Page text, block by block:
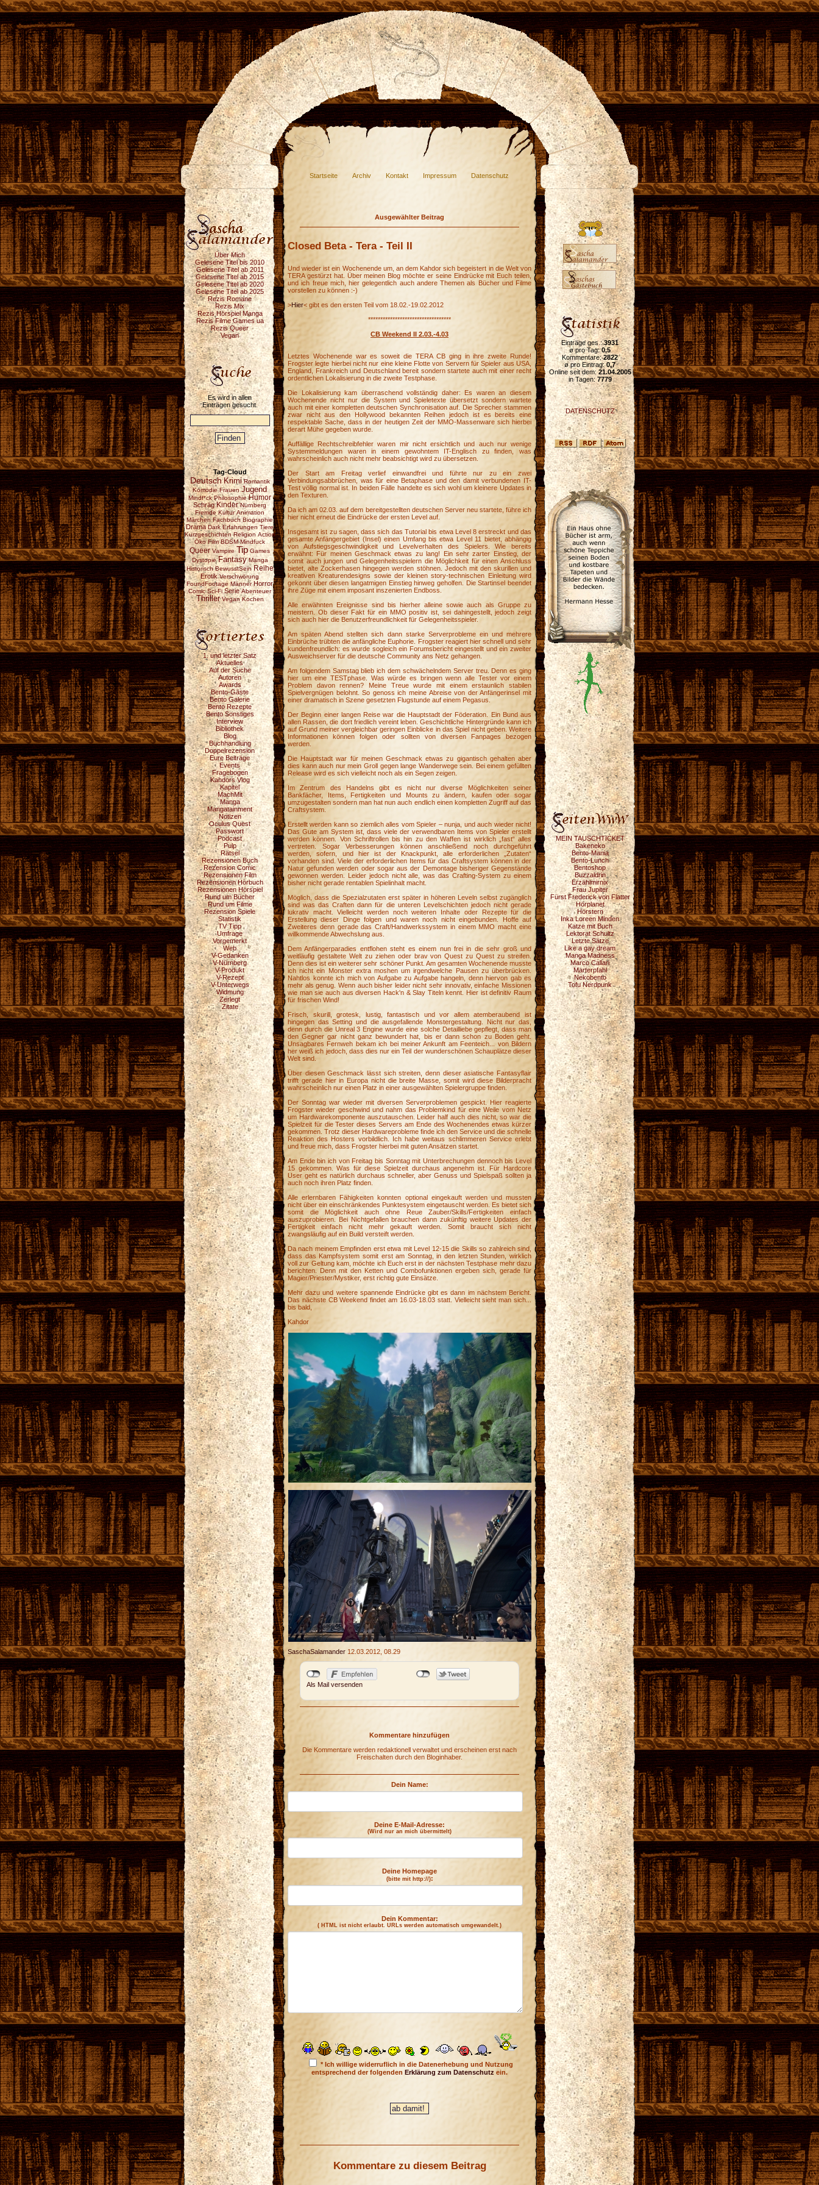
Startseite Archiv Kontakt Impressum Datenschutz
Über Mich
Gelesene Titel bis 2010
Gelesene Titel ab 2011
Gelesene Titel ab 2015
Gelesene Titel ab 2020
Gelesene Titel ab 2025
Rezis Romane
Rezis Mix
Rezis Hörspiel Manga
Rezis Filme Games ua
Rezis Queer
Vegan
Es wird in allen
Einträgen gesucht.
Tag-Cloud
Deutsch Krimi Romantik
Komödie Frauen Jugend
Mindf*ck Philosophie Humor
Schräg Kinder Nürnberg
Fremde Kultur Animation
Märchen Fachbuch Biographie
Drama Dark Erfahrungen Tiere
Kurzgeschichten Religion Action
Öko Film BDSM Mindfuck
Queer Vampire Tip Games
Dystopie Fantasy Manga
Historisch BewusstSein Reihe
Erotik Verschwörung
FoundFootage Männer Horror
Comic Sci-Fi Serie Abenteuer
Thriller Vegan Kochen
1. und letzter Satz
Aktuelles
Auf der Suche
Autoren
Awards
Bento-Gäste
Bento Galerie
Bento Rezepte
Bento Sonstiges
Interview
Bibliothek
Blog
Buchhandlung
Doppelrezension
Eure Beiträge
Events
Fragebogen
Kahdors Vlog
Kapitel
MachMit
Manga
Mangatainment
Notizen
Oculus Quest
Passwort
Podcast
Pulp
Rätsel
Rezensionen Buch
Rezension Comic
Rezensionen Film
Rezensionen Hörbuch
Rezensionen Hörspiel
Rund um Bücher
Rund um Filme
Rezension Spiele
Statistik
TV Tipp
Umfrage
Vorgemerkt
Web
V-Gedanken
V-Nürnberg
V-Produkt
V-Rezept
V-Unterwegs
Widmung
Zerlegt
Zitate
Ausgewählter Beitrag
Closed Beta - Tera - Teil II
Und wieder ist ein Wochenende um, an dem Kahdor sich begeistert in die Welt von
TERA gestürzt hat. Über meinen Blog möchte er seine Eindrücke mit Euch teilen,
und ich freue mich, hier gelegentlich auch andere Themen als Bücher und Filme
vorstellen zu können :-)
>Hier< gibt es den ersten Teil vom 18.02.-19.02.2012
**********************************
CB Weekend II 2.03.-4.03
Letztes Wochenende war es soweit die TERA CB ging in ihre zweite Runde!
Frogster legte hierbei nicht nur eine kleine Flotte von Servern für Spieler aus USA,
England, Frankreich und Deutschland bereit sondern startete auch mit einer recht
ordentlichen Lokalisierung in die zweite Testphase.
Die Lokalisierung kam überraschend vollständig daher: Es waren an diesem
Wochenende nicht nur die System und Spieletexte übersetzt sondern wartete
auch mit einer kompletten deutschen Synchronisation auf. Die Sprecher stammen
zwar nicht aus den Hollywood bekannten Reihen jedoch ist es bereits eine
respektable Sache, dass in der heutigen Zeit der MMO-Massenware sich hierbei
derart Mühe gegeben wurde.
Auffällige Rechtschreibfehler waren mir nicht ersichtlich und auch nur wenige
Systemmeldungen waren in einem gewohntem IT-Englisch zu finden, was
wahrscheinlich auch nicht mehr beabsichtigt wird zu übersetzen.
Der Start am Freitag verlief einwandfrei und führte nur zu ein zwei
Verbindungsabbrüchen, was für eine Betaphase und den damit verbundenen IT-
Test völlig normal ist. In beiden Fälle handelte es sich wohl um kleinere Updates in
den Texturen.
Da ich am 02.03. auf dem bereitgestellten deutschen Server neu startete, führe ich
hier nicht erneut die Eindrücke der ersten Level auf.
Insgesamt ist zu sagen, dass sich das Tutorial bis etwa Level 8 erstreckt und das
gesamte Anfängergebiet (Insel) einen Umfang bis etwa Level 11 bietet, abhängig
von Aufstiegsgeschwindigkeit und Levelverhalten des Spielers. Wie bereits
erwähnt: Für meinen Geschmack etwas zu lang! Ein sehr zarter Einstieg, der
somit auch jungen und Gelegenheitsspielern die Möglichkeit für einen Anschluss
bietet, alte Zockerhasen hingegen werden stöhnen. Jedoch mit den skurillen und
kreativen Kreaturendesigns sowie der kleinen story-technischen Einleitung wird
gekonnt über diesen langatmigen Einstieg hinweg geholfen. Die Startinsel beendet
ihre Züge mit einem imposant inszenierten Endboss.
Alle erwähnten Ereignisse sind bis hierher alleine sowie auch als Gruppe zu
meistern. Ob dieser Fakt für ein MMO positiv ist, sei dahingestellt, jedoch zeigt
sich auch hier die Benutzerfreundlichkeit für Gelegenheitsspieler.
Am späten Abend stellten sich dann starke Serverprobleme ein und mehrere
Einbrüche trübten die anfängliche Euphorie. Frogster reagiert hier schnell und sehr
kundenfreundlich: es wurde sogleich ein Forumsbericht eingestellt und ein zweiter
Ausweichserver für die deutsche Community ans Netz gehangen.
Am folgendem Samstag blieb ich dem schwächelndem Server treu. Denn es ging
hier um eine TESTphase. Was würde es bringen wenn alle Tester vor einem
Problem davon rennen? Meine Treue wurde mit einem erstaunlich stabilen
Spielvergnügen belohnt. So genoss ich meine Abreise von der Anfängerinsel mit
einer dramatisch in Szene gesetzten Flugstunde auf einem Pegasus.
Der Beginn einer langen Reise war die Hauptstadt der Föderation. Ein Bund aus
allen Rassen, die dort friedlich vereint leben. Geschichtliche Hintergründe kann ich
auf Grund meiner vergleichbar geringen Einblicke in das Spiel nicht geben. Weitere
Informationen können folgen oder sollten von diversen Fanpages bezogen
werden.
Die Hauptstadt war für meinen Geschmack etwas zu gigantisch gehalten aber
dies kann auch nur mein Groll gegen lange Wanderwege sein. Bei einem gefüllten
Release wird es sich vielleicht noch als ein Segen zeigen.
Im Zentrum des Handelns gibt es nicht nur diverse Möglichkeiten seiner
Bankfächer, Items, Fertigkeiten und Mounts zu ändern, kaufen oder sogar
umzugestalten sondern man hat nun auch endlich einen kompletten Zugriff auf das
Craftsystem.
Erstellt werden kann so ziemlich alles vom Spieler – nunja, und auch wieder nicht!
Das Gute am System ist, dass viele der verwendbaren Items von Spieler erstellt
werden können. Von Schriftrollen bis hin zu den Waffen ist wirklich „fast“ alles
vertreten. Sogar Verbesserungen können anschließend noch durchgeführt
werden, sofern, und hier ist der Knackpunkt, alle erforderlichen „Zutaten“
vorhanden sind. Viele der erforderlichen Items für das Craftsystem können in der
Natur gefunden werden oder sogar aus der Demontage bisheriger Gegenstände
gewonnen werden. Leider jedoch nicht alle, was das Crafting-System zu einem
bisher nicht gerade rentablen Spielinhalt macht.
Möglich, dass die Spezialzutaten erst später in höheren Leveln selbst zugänglich
sind was das Craften dann für die unteren Levelschichten jedoch nicht gerade
lukrativ macht. Vielleicht werden noch weiteren Inhalte oder Rezepte für die
Erstellung dieser Dinge folgen und waren noch nicht eingebunden. Hoffe auf
Zweiteres denn gerade das Craft/Handwerkssystem in einem MMO macht eine
willkommende Abwechslung aus.
Dem Anfängerparadies entflohen steht es einem nun frei in die sehr groß und
weitläufig gestaltete Welt zu ziehen oder brav von Quest zu Quest zu streifen.
Denn dies ist ein weiterer sehr schöner Punkt. Am gesamten Wochenende musste
ich nicht ein Monster extra moshen um irgendwelche Pausen zu überbrücken.
Nahtlos konnte ich mich von Aufgabe zu Aufgabe hangeln, denn hiervon gab es
mehr als genug. Wenn auch bisher leider nicht sehr innovativ, einfache Missionen
wie man sie auch aus diversen Hack'n & Slay Titeln kennt. Hier ist definitiv Raum
für frischen Wind!
Frisch, skurill, grotesk, lustig, fantastisch und vor allem atemberaubend ist
hingegen das Setting und die ausgefallende Monstergestaltung. Nicht nur das,
denn durch die Unreal 3 Engine wurde eine solche Detailliebe gepflegt, dass man
den Gegner gar nicht ganz bewundert hat, bis er dann schon zu Boden geht.
Unsagbares Fernweh bekam ich bei meiner Ankunft am Feenteich... von Bildern
her weiß ich jedoch, dass dies nur ein Teil der wunderschönen Schauplätze dieser
Welt sind.
Über diesen Geschmack lässt sich streiten, denn dieser asiatische Fantasyflair
trifft gerade hier in Europa nicht die breite Masse, somit wird diese Bilderpracht
wahrscheinlich nur einen Platz in einer ausgewählten Spielergruppe finden.
Der Sonntag war wieder mit diversen Serverproblemen gespickt. Hier reagierte
Frogster wieder geschwind und nahm das Problemkind für eine Weile vom Netz
um Hardwarekomponente auszutauschen. Leider half auch dies nicht, so war die
Spielzeit für die Tester dieses Servers am Ende des Wochenendes etwas kürzer
gekommen. Trotz dieser Hardwareprobleme finde ich den Service und die schnelle
Reaktion des Hosters vorbildlich. Ich habe weitaus schlimmeren Service erlebt
und freue mich, dass Frogster hierbei mit guten Ansätzen startet.
Am Ende bin ich von Freitag bis Sonntag mit Unterbrechungen dennoch bis Level
15 gekommen. Was für diese Spielzeit durchaus angenehm ist. Für Hardcore
User geht es natürlich durchaus schneller, aber Genuss und Spielspaß sollten ja
auch noch ihren Platz finden.
Alle erlernbaren Fähigkeiten konnten optional eingekauft werden und mussten
nicht über ein einschränkendes Punktesystem eingetauscht werden. Es bietet sich
somit die Möglichkeit auch ohne Reue Zauber/Skills/Fertigkeiten einfach
auszuprobieren. Bei Nichtgefallen brauchen dann zukünftig weitere Updates der
Fertigkeit einfach nicht mehr gekauft werden. Somit braucht sich nicht
zwangsläufig auf ein Build versteift werden.
Da nach meinem Empfinden erst etwa mit Level 12-15 die Skills so zahlreich sind,
dass das Kampfsystem somit erst am Sonntag, in den letzten Stunden, wirklich
voll zur Geltung kam, möchte ich Euch erst in der nächsten Testphase mehr dazu
berichten. Denn mit den Ketten und Combofunktionen ergeben sich, gerade für
Magier/Priester/Mystiker, erst richtig gute Einsätze.
Mehr dazu und weitere spannende Eindrücke gibt es dann im nächstem Bericht.
Das nächste CB Weekend findet am 16.03-18.03 statt. Vielleicht sieht man sich...
bis bald,
Kahdor
SaschaSalamander 12.03.2012, 08.29
Als Mail versenden
Kommentare hinzufügen
Die Kommentare werden redaktionell verwaltet und erscheinen erst nach
Freischalten durch den Bloginhaber.
Dein Name:
Deine E-Mail-Adresse:
(Wird nur an mich übermittelt)
Deine Homepage
(bitte mit http://):
Dein Kommentar:
( HTML ist nicht erlaubt. URLs werden automatisch umgewandelt.)
* Ich willige widerruflich in die Datenerhebung und Nutzung
entsprechend der folgenden Erklärung zum Datenschutz ein.
Kommentare zu diesem Beitrag
Einträge ges.:3931
ø pro Tag:0,5
Kommentare:2822
ø pro Eintrag:0,7
Online seit dem:21.04.2005
in Tagen:7779
DATENSCHUTZ
MEIN TAUSCHTICKET
Bakeneko
Bento-Mania
Bento-Lunch
Bentoshop
Buzzaldrin
Erzählmirnix
Frau Jupiter
Fürst Frederick von Flatter
Hörplanet
Hörstern
Inka Loreen Minden
Katze mit Buch
Lektorat Schultz
Letzte Sätze
Like a gay dream
Manga Madness
Marco Callari
Marterpfahl
Nekobento
Tofu Nerdpunk